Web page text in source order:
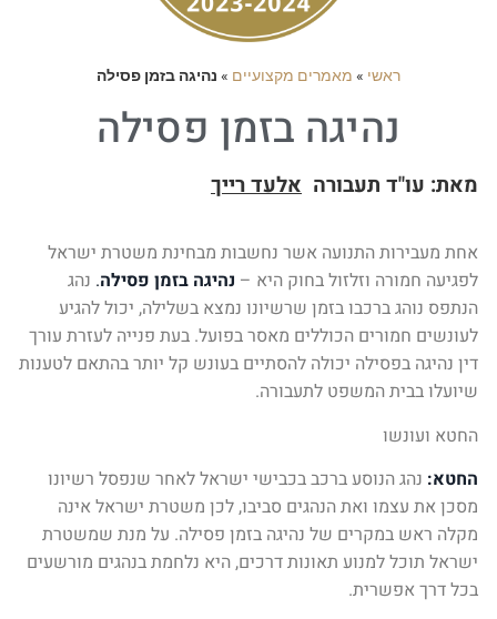
ראשי » מאמרים מקצועיים » נהיגה בזמן פסילה
נהיגה בזמן פסילה
מאת: עו"ד תעבורה אלעד רייך
אחת מעבירות התנועה אשר נחשבות מבחינת משטרת ישראל
לפגיעה חמורה וזלזול בחוק היא – נהיגה בזמן פסילה. נהג
הנתפס נוהג ברכבו בזמן שרשיונו נמצא בשלילה, יכול להגיע
לעונשים חמורים הכוללים מאסר בפועל. בעת פנייה לעזרת עורך
דין נהיגה בפסילה יכולה להסתיים בעונש קל יותר בהתאם לטענות
שיועלו בבית המשפט לתעבורה.
החטא ועונשו
החטא: נהג הנוסע ברכב בכבישי ישראל לאחר שנפסל רשיונו
מסכן את עצמו ואת הנהגים סביבו, לכן משטרת ישראל אינה
מקלה ראש במקרים של נהיגה בזמן פסילה. על מנת שמשטרת
ישראל תוכל למנוע תאונות דרכים, היא נלחמת בנהגים מורשעים
בכל דרך אפשרית.